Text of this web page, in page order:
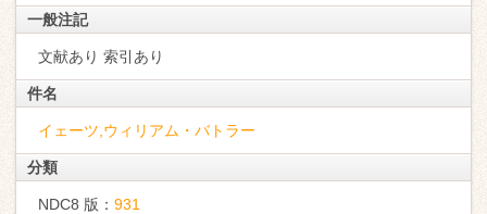
一般注記
文献あり 索引あり
件名
イェーツ,ウィリアム・バトラー
分類
NDC8 版： 931